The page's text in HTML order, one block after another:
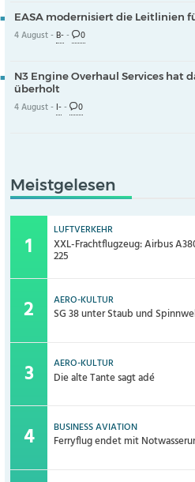
EASA modernisiert die Leitlinien
4 August -B-- 0
N3 Engine Overhaul Services hat
überholt
4 August - I-- 0
Meistgelesen
LUFTVERKEHR
XXL-Frachtflugzeug: Airbus
225
AERO-KULTUR
SG 38 unter Staub und
AERO-KULTUR
Die alte Tante sagt adé
BUSINESS AVIATION
Ferryflug endet mit